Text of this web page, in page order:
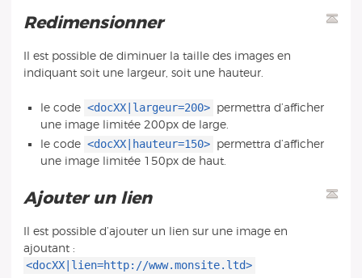
Redimensionner
Il est possible de diminuer la taille des images en
indiquant soit une largeur, soit une hauteur.
le code <docXX|largeur=200>
permettra d’afficher
une image limitée 200px de large.
le code <docXX|hauteur=150>
permettra d’afficher
une image limitée 150px de haut.
Ajouter un lien
Il est possible d’ajouter un lien sur une image en
ajoutant :
<docXX|lien=http://www.monsite.ltd>